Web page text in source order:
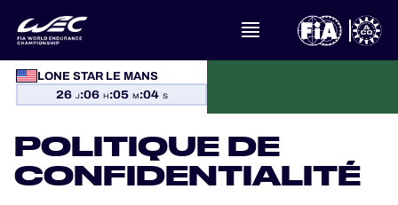
LONE STAR LE MANS
26 J:06 H:05 M:03 S
PROGRAMMES OFFICIELS
HOSPITALITÉS
POLITIQUE DE
CONFIDENTIALITÉ